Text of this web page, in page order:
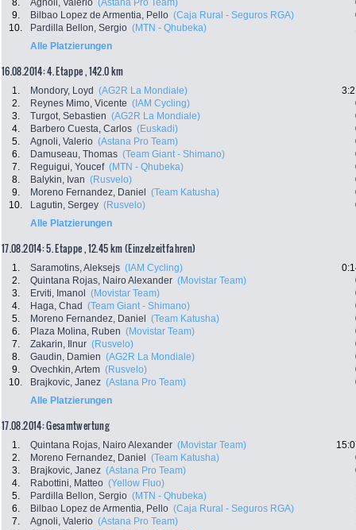
8.
Agnoli, Valerio (Astana Pro Team)
9.
Bilbao Lopez de Armentia, Pello (Caja Rural - Seguros RGA)
10.
Pardilla Bellon, Sergio (MTN - Qhubeka)
Alle Platzierungen
16.08.2014: 4. Etappe , 142.0 km
1. Mondory, Loyd (AG2R La Mondiale)
2.
Reynes Mimo, Vicente (IAM Cycling)
3.
Turgot, Sebastien (AG2R La Mondiale)
4.
Barbero Cuesta, Carlos (Euskadi)
5.
Agnoli, Valerio (Astana Pro Team)
6.
Damuseau, Thomas (Team Giant - Shimano)
7.
Reguigui, Youcef (MTN - Qhubeka)
8.
Balykin, Ivan (Rusvelo)
9.
Moreno Fernandez, Daniel (Team Katusha)
10.
Lagutin, Sergey (Rusvelo)
Alle Platzierungen
17.08.2014: 5. Etappe , 12.45 km (Einzelzeitfahren)
1. Saramotins, Aleksejs (IAM Cycling)
2.
Quintana Rojas, Nairo Alexander (Movistar Team)
3.
Erviti, Imanol (Movistar Team)
4.
Haga, Chad (Team Giant - Shimano)
5.
Moreno Fernandez, Daniel (Team Katusha)
6.
Plaza Molina, Ruben (Movistar Team)
7.
Zakarin, Ilnur (Rusvelo)
8.
Gaudin, Damien (AG2R La Mondiale)
9.
Ovechkin, Artem (Rusvelo)
10.
Brajkovic, Janez (Astana Pro Team)
Alle Platzierungen
17.08.2014: Gesamtwertung
1. Quintana Rojas, Nairo Alexander (Movistar Team)
2.
Moreno Fernandez, Daniel (Team Katusha)
3.
Brajkovic, Janez (Astana Pro Team)
4.
Rabottini, Matteo (Yellow Fluo)
5.
Pardilla Bellon, Sergio (MTN - Qhubeka)
6.
Bilbao Lopez de Armentia, Pello (Caja Rural - Seguros RGA)
7.
Agnoli, Valerio (Astana Pro Team)